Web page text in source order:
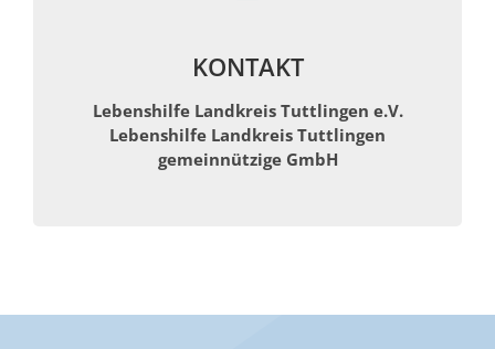
KONTAKT
Lebenshilfe Landkreis Tuttlingen e.V.
Lebenshilfe Landkreis Tuttlingen
gemeinnützige GmbH